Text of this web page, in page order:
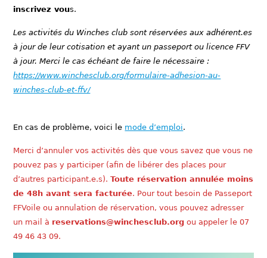
inscrivez vous.
Les activités du Winches club sont réservées aux adhérent.es
à jour de leur cotisation et ayant un passeport ou licence FFV
à jour. Merci le cas échéant de faire le nécessaire :
https://www.winchesclub.org/formulaire-adhesion-au-
winches-club-et-ffv/
En cas de problème, voici le mode d’emploi.
Merci d’annuler vos activités dès que vous savez que vous ne
pouvez pas y participer (afin de libérer des places pour
d’autres participant.e.s).Toute réservation annulée moins
de 48h avant sera facturée. Pour tout besoin de Passeport
FFVoile ou annulation de réservation, vous pouvez adresser
un mail à reservations@winchesclub.org ou appeler le 07
49 46 43 09.